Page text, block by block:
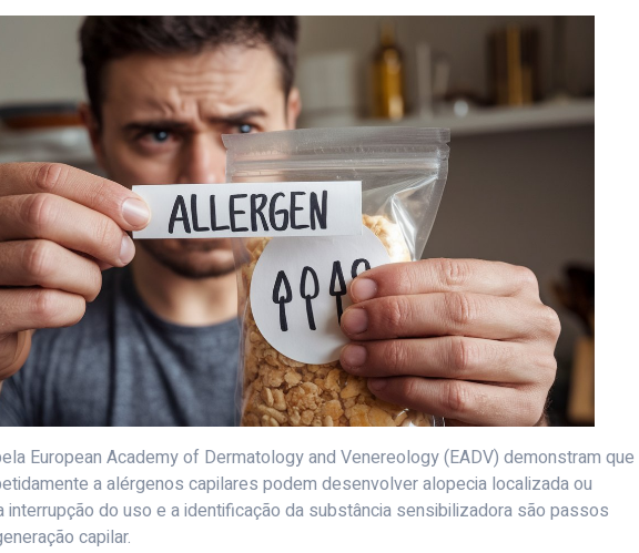
European Academy of Dermatology and Venereology (EADV) demonstram que
a alérgenos capilares podem desenvolver alopecia localizada ou
do uso e a identificação da substância sensibilizadora são passos
capilar.